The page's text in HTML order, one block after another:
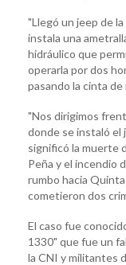
"Llegó un jeep de
instala una
hidráulico que
operarla por dos
pasando la cinta de
"Nos dirigimos
donde se instaló el
significó la muerte
Peña y el incendio
rumbo hacia
cometieron dos
El caso fue
1330" que fue un
la CNI y militantes